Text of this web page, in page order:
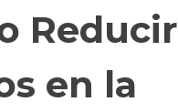
Reducir
en la